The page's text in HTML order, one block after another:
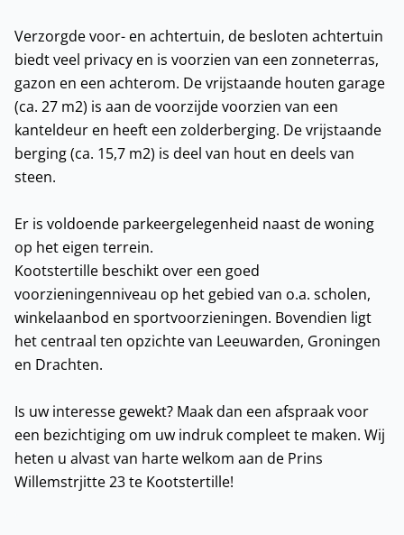
Verzorgde voor- en achtertuin, de besloten achtertuin
biedt veel privacy en is voorzien van een zonneterras,
gazon en een achterom. De vrijstaande houten garage
(ca. 27 m2) is aan de voorzijde voorzien van een
kanteldeur en heeft een zolderberging. De vrijstaande
berging (ca. 15,7 m2) is deel van hout en deels van
steen.
Er is voldoende parkeergelegenheid naast de woning
op het eigen terrein.
Kootstertille beschikt over een goed
voorzieningenniveau op het gebied van o.a. scholen,
winkelaanbod en sportvoorzieningen. Bovendien ligt
het centraal ten opzichte van Leeuwarden, Groningen
en Drachten.
Is uw interesse gewekt? Maak dan een afspraak voor
een bezichtiging om uw indruk compleet te maken. Wij
heten u alvast van harte welkom aan de Prins
Willemstrjitte 23 te Kootstertille!